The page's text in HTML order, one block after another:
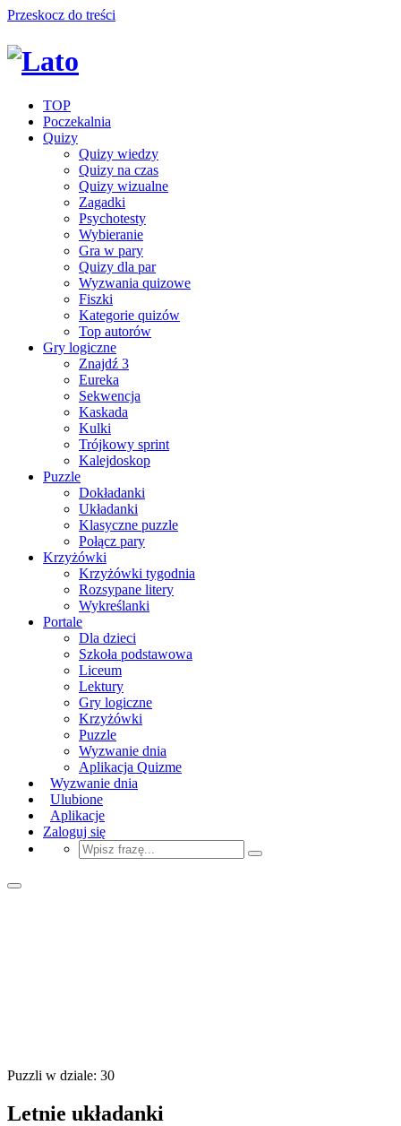
Przeskocz do treści
TOP
Poczekalnia
Quizy
Quizy wiedzy
Quizy na czas
Quizy wizualne
Zagadki
Psychotesty
Wybieranie
Gra w pary
Quizy dla par
Wyzwania quizowe
Fiszki
Kategorie quizów
Top autorów
Gry logiczne
Znajdź 3
Eureka
Sekwencja
Kaskada
Kulki
Trójkowy sprint
Kalejdoskop
Puzzle
Dokładanki
Układanki
Klasyczne puzzle
Połącz pary
Krzyżówki
Krzyżówki tygodnia
Rozsypane litery
Wykreślanki
Portale
Dla dzieci
Szkoła podstawowa
Liceum
Lektury
Gry logiczne
Krzyżówki
Puzzle
Wyzwanie dnia
Aplikacja Quizme
Wyzwanie dnia
Ulubione
Aplikacje
Zaloguj się
Puzzli w dziale: 30
Letnie układanki